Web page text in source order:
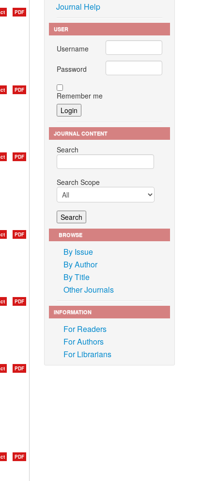
PDF
PDF
PDF
PDF
PDF
PDF
PDF
Journal Help
USER
Username
Password
Remember me
JOURNAL CONTENT
Search
Search Scope
BROWSE
By Issue
By Author
By Title
Other Journals
INFORMATION
For Readers
For Authors
For Librarians